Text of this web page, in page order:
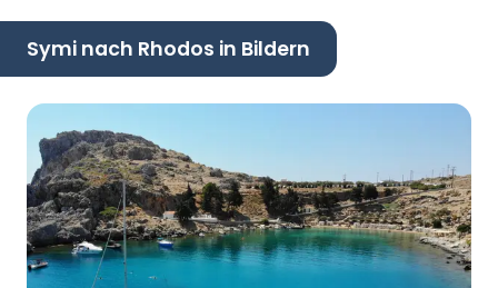
Symi nach Rhodos in Bildern